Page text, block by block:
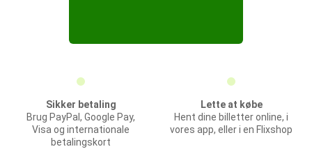
Sikker betaling
Brug PayPal, Google Pay,
Visa og internationale
betalingskort
Lette at købe
Hent dine billetter online, i
vores app, eller i en Flixshop